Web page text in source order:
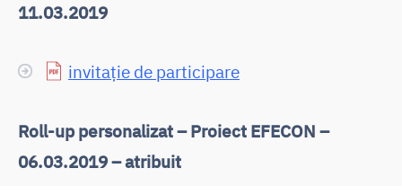
11.03.2019
invitație de participare
Roll-up personalizat – Proiect EFECON –
06.03.2019 – atribuit